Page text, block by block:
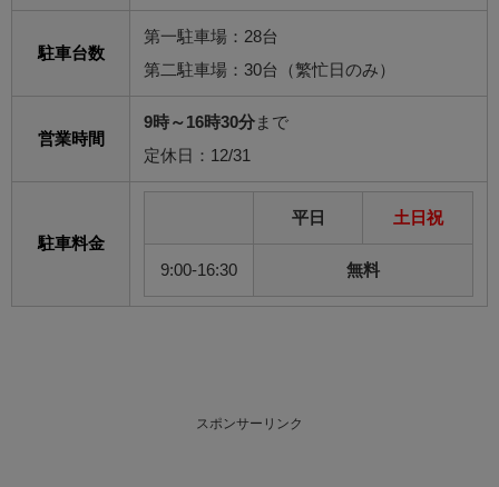
駐車台数
第一駐車場：28台
第二駐車場：30台（繁忙日のみ）
営業時間
9時～16時30分 まで
定休日：12/31
駐車料金
平日 土日祝
9:00-16:30 無料
スポンサーリンク